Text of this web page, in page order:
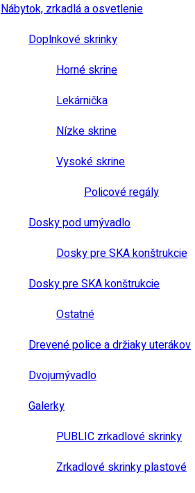
Nábytok, zrkadlá a osvetlenie
Doplnkové skrinky
Horné skrine
Lekárnička
Nízke skrine
Vysoké skrine
Policové regály
Dosky pod umývadlo
Dosky pre SKA konštrukcie
Dosky pre SKA konštrukcie
Ostatné
Drevené police a držiaky uterákov
Dvojumývadlo
Galerky
PUBLIC zrkadlové skrinky
Zrkadlové skrinky plastové